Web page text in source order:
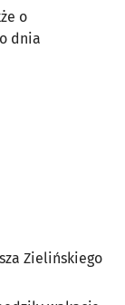
o
dnia
Zielińskiego